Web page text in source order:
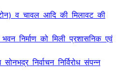
व चावल आदि की मिलावट की
निर्माण को मिली प्रशासनिक एवं
निर्वाचन निर्विरोध संपन्न